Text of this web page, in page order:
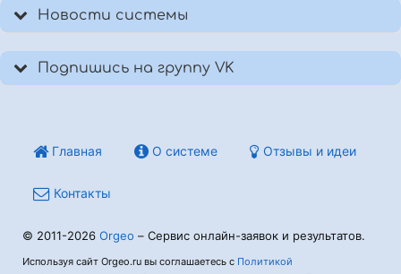
Новости системы
Подпишись на группу VK
Главная О системе Отзывы и идеи
Контакты
© 2011-2026 Orgeo – Сервис онлайн-заявок и результатов.
Используя сайт Orgeo.ru вы соглашаетесь с Политикой